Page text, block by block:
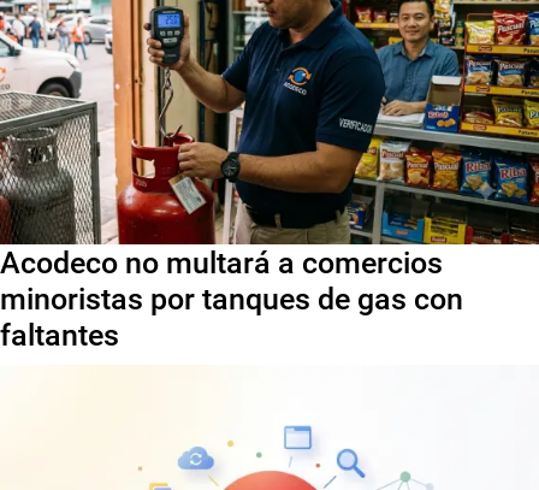
Acodeco no multará a comercios
minoristas por tanques de gas con
faltantes